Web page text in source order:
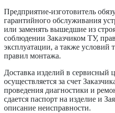
Предприятие-изготовитель
гарантийного обслуживания
или заменять вышедшие из
соблюдении Заказчиком ТУ,
эксплуатации, а также условий
правил монтажа.
Доставка изделий в сервисный
осуществляется за счет
проведения диагностики и
сдается паспорт на изделие и
описание неисправности.